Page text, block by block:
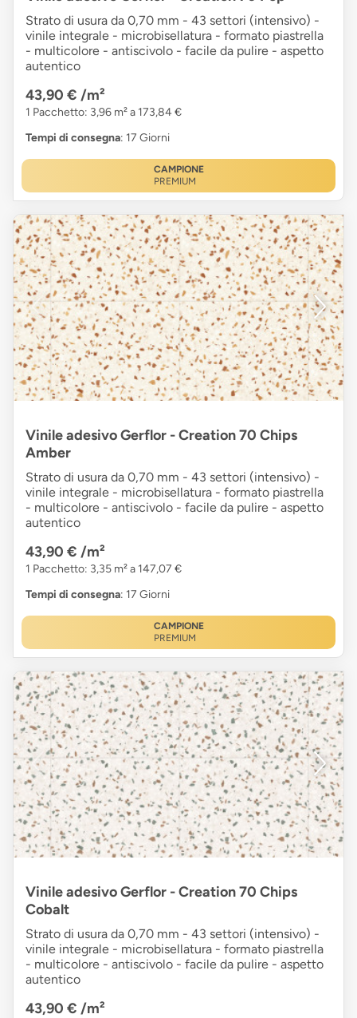
Strato di usura da 0,70 mm - 43 settori (intensivo) -
vinile integrale - microbisellatura - formato piastrella
- multicolore - antiscivolo - facile da pulire - aspetto
autentico
43,90 € /m²
1 Pacchetto: 3,96 m² a 173,84 €
Tempi di consegna: 17 Giorni
CAMPIONE
PREMIUM
Vinile adesivo Gerflor - Creation 70 Chips
Amber
Strato di usura da 0,70 mm - 43 settori (intensivo) -
vinile integrale - microbisellatura - formato piastrella
- multicolore - antiscivolo - facile da pulire - aspetto
autentico
43,90 € /m²
1 Pacchetto: 3,35 m² a 147,07 €
Tempi di consegna: 17 Giorni
CAMPIONE
PREMIUM
Vinile adesivo Gerflor - Creation 70 Chips
Cobalt
Strato di usura da 0,70 mm - 43 settori (intensivo) -
vinile integrale - microbisellatura - formato piastrella
- multicolore - antiscivolo - facile da pulire - aspetto
autentico
43,90 € /m²